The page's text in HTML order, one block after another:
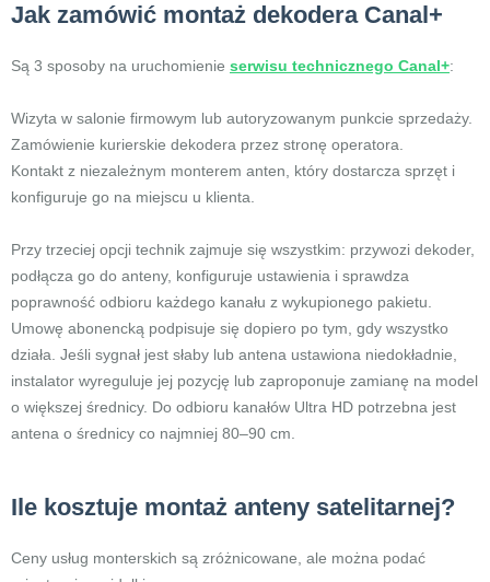
Jak zamówić montaż dekodera Canal+
Są 3 sposoby na uruchomienie serwisu technicznego Canal+:
Wizyta w salonie firmowym lub autoryzowanym punkcie sprzedaży.
Zamówienie kurierskie dekodera przez stronę operatora.
Kontakt z niezależnym monterem anten, który dostarcza sprzęt i
konfiguruje go na miejscu u klienta.
Przy trzeciej opcji technik zajmuje się wszystkim: przywozi dekoder,
podłącza go do anteny, konfiguruje ustawienia i sprawdza
poprawność odbioru każdego kanału z wykupionego pakietu.
Umowę abonencką podpisuje się dopiero po tym, gdy wszystko
działa. Jeśli sygnał jest słaby lub antena ustawiona niedokładnie,
instalator wyreguluje jej pozycję lub zaproponuje zamianę na model
o większej średnicy. Do odbioru kanałów Ultra HD potrzebna jest
antena o średnicy co najmniej 80–90 cm.
Ile kosztuje montaż anteny satelitarnej?
Ceny usług monterskich są zróżnicowane, ale można podać